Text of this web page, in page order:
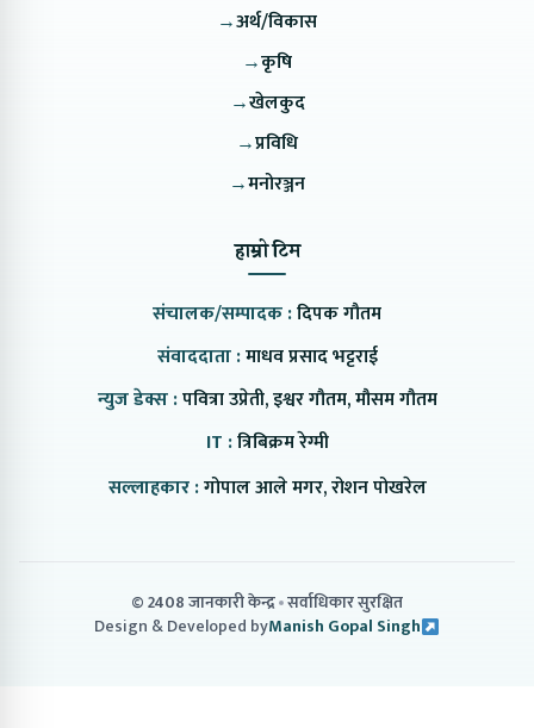
→अर्थ/विकास
→कृषि
→खेलकुद
→प्रविधि
→मनोरञ्जन
हाम्रो टिम
संचालक/सम्पादक :दिपक गौतम
संवाददाता :माधव प्रसाद भट्टराई
न्युज डेक्स :पवित्रा उप्रेती, इश्वर गौतम, मौसम गौतम
IT :त्रिबिक्रम रेग्मी
सल्लाहकार :गोपाल आले मगर, रोशन पोखरेल
© 2408 जानकारी केन्द्र सर्वाधिकार सुरक्षित
Design & Developed byManish Gopal Singh